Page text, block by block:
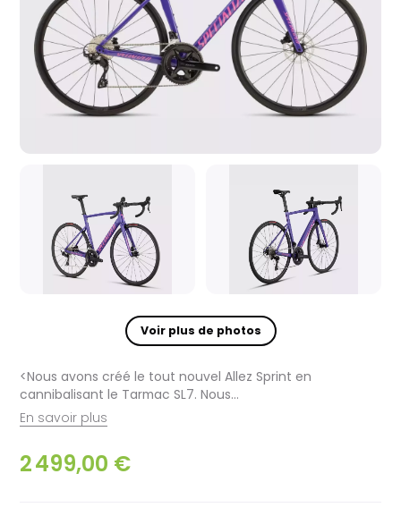
Voir plus de photos
<Nous avons créé le tout nouvel Allez Sprint en
cannibalisant le Tarmac SL7. Nous…
En savoir plus
2 499,00 €